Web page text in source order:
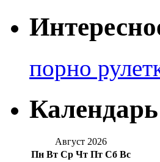
порно
Календарь
Август 2026
Пн Вт Ср Чт Пт Сб Вс